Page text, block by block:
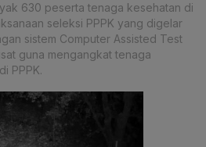
630 peserta tenaga kesehatan di
seleksi PPPK yang digelar
sistem Computer Assisted Test
guna mengangkat tenaga
PPPK.